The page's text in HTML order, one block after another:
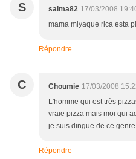
S salma82 17/03/2008
mama miyaque rica esta
Répondre
C Choumie 17/03/2008
L'homme qui est très
vraie pizza mais moi qui
je suis dingue de ce
Répondre